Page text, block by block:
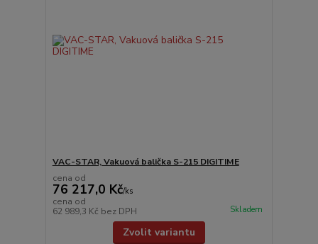
VAC-STAR, Vakuová balička S-215 DIGITIME
cena od
76 217,0 Kč/ks
cena od
62 989,3 Kč bez DPH Skladem
Zvolit variantu